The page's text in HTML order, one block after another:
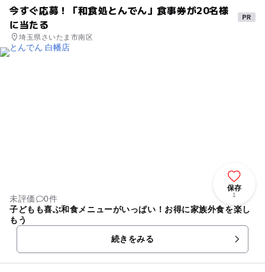
今すぐ応募！「和食処とんでん」食事券が20名様
に当たる
埼玉県さいたま市南区
保存
1
未評価
0件
子どもも喜ぶ和食メニューがいっぱい！お得に家族外食を楽し
もう
続きをみる